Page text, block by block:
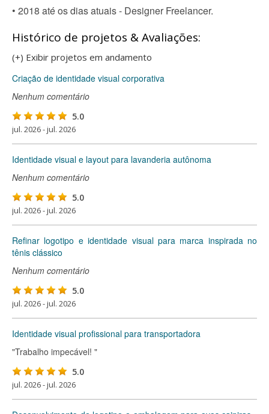
• 2018 até os dias atuais - Designer Freelancer.
Histórico de projetos & Avaliações:
(+) Exibir projetos em andamento
Criação de identidade visual corporativa
Nenhum comentário
5.0
jul. 2026 - jul. 2026
Identidade visual e layout para lavanderia autônoma
Nenhum comentário
5.0
jul. 2026 - jul. 2026
Refinar logotipo e identidade visual para marca inspirada no
tênis clássico
Nenhum comentário
5.0
jul. 2026 - jul. 2026
Identidade visual profissional para transportadora
"Trabalho impecável! "
5.0
jul. 2026 - jul. 2026